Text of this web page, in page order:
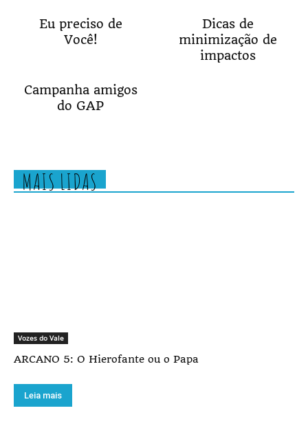
Eu preciso de
Você!
Dicas de
minimização de
impactos
Campanha amigos
do GAP
MAIS LIDAS
Vozes do Vale
ARCANO 5: O Hierofante ou o Papa
Leia mais